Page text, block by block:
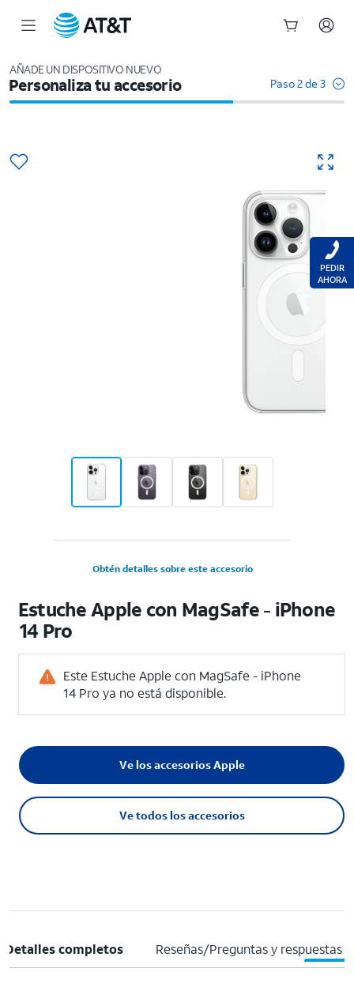
AÑADE UN DISPOSITIVO NUEVO
Personaliza tu accesorio Paso 2 de 3
Obtén detalles sobre este accesorio
Estuche Apple con MagSafe - iPhone
14 Pro
Este Estuche Apple con MagSafe - iPhone
14 Pro ya no está disponible.
Ve todos los accesorios
Ve los accesorios Apple
Detalles completos Reseñas/Preguntas y respuestas
PEDIR
AHORA